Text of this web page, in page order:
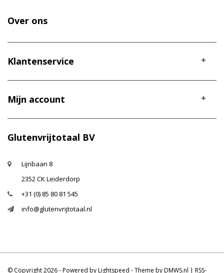
Over ons
Klantenservice
Mijn account
Glutenvrijtotaal BV
Lijnbaan 8
2352 CK Leiderdorp
+31 (0) 85 80 81 545
info@glutenvrijtotaal.nl
© Copyright 2026 - Powered byLightspeed - Theme byDMWS.nl | RSS-